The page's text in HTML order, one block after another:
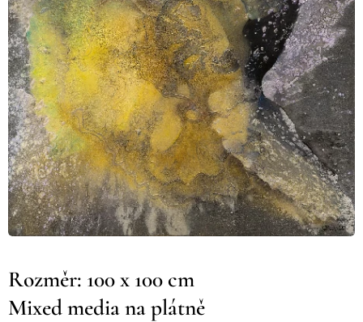
Rozměr: 100 x 100 cm
Mixed media na plátně